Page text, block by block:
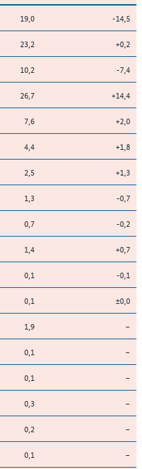
19,0 -14,5
23,2 +0,2
10,2 -7,4
26,7 +14,4
7,6 +2,0
4,4 +1,8
2,5 +1,3
1,3 -0,7
0,7 -0,2
1,4 +0,7
0,1 -0,1
0,1 ±0,0
1,9 –
0,1 –
0,1 –
0,3 –
0,2 –
0,1 –